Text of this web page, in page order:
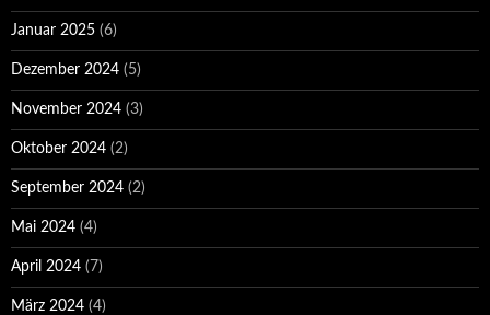
Januar 2025 (6)
Dezember 2024 (5)
November 2024 (3)
Oktober 2024 (2)
September 2024 (2)
Mai 2024 (4)
April 2024 (7)
März 2024 (4)